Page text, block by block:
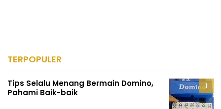
TERPOPULER
Tips Selalu Menang Bermain Domino,
Pahami Baik-baik